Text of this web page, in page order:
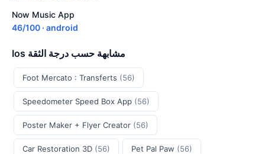
Now Music App
46/100 · android
Ios مشابهة حسب درجة الثقة
Foot Mercato : Transferts (56)
Speedometer Speed Box App (56)
Poster Maker + Flyer Creator (56)
Car Restoration 3D (56) Pet Pal Paw (56)